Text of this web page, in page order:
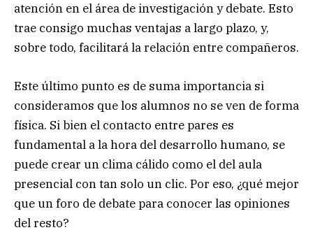
atención en el área de investigación y debate. Esto
trae consigo muchas ventajas a largo plazo, y,
sobre todo, facilitará la relación entre compañeros.
Este último punto es de suma importancia si
consideramos que los alumnos no se ven de forma
física. Si bien el contacto entre pares es
fundamental a la hora del desarrollo humano, se
puede crear un clima cálido como el del aula
presencial con tan solo un clic. Por eso, ¿qué mejor
que un foro de debate para conocer las opiniones
del resto?